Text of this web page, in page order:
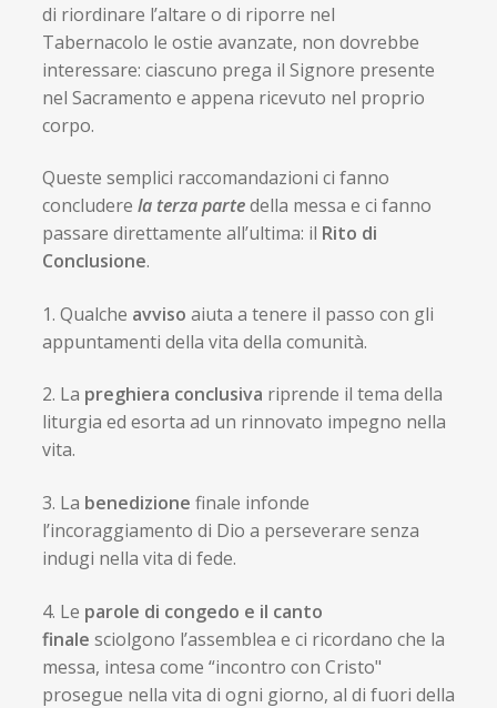
di riordinare l’altare o di riporre nel
Tabernacolo le ostie avanzate, non dovrebbe
interessare: ciascuno prega il Signore presente
nel Sacramento e appena ricevuto nel proprio
corpo.
Queste semplici raccomandazioni ci fanno
concludere la terza partedella messa e ci fanno
passare direttamente all’ultima: il Rito di
Conclusione.
1. Qualche avviso aiuta a tenere il passo con gli
appuntamenti della vita della comunità.
2. La preghiera conclusiva riprende il tema della
liturgia ed esorta ad un rinnovato impegno nella
vita.
3. La benedizione finale infonde
l’incoraggiamento di Dio a perseverare senza
indugi nella vita di fede.
4. Le parole di congedo e il canto
finale sciolgono l’assemblea e ci ricordano che la
messa, intesa come “incontro con Cristo"
prosegue nella vita di ogni giorno, al di fuori della